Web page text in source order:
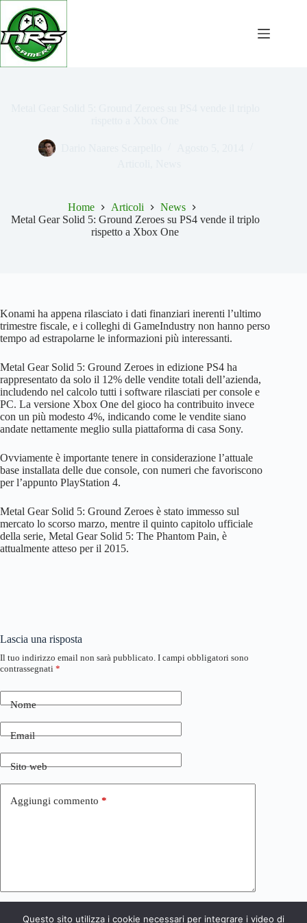
Salta
contenuto
Home Articoli
News
Metal Gear Solid 5: Ground Zeroes su PS4 vende il triplo
rispetto a Xbox One
Konami ha appena rilasciato i dati finanziari inerenti l’ultimo
trimestre fiscale, e i colleghi di GameIndustry non hanno perso
tempo ad estrapolarne le informazioni più interessanti.
Metal Gear Solid 5: Ground Zeroes in edizione PS4 ha
rappresentato da solo il 12% delle vendite totali dell’azienda,
includendo nel calcolo tutti i software rilasciati per console e
PC. La versione Xbox One del gioco ha contribuito invece
con un più modesto 4%, indicando come le vendite siano
andate nettamente meglio sulla piattaforma di casa Sony.
Ovviamente è importante tenere in considerazione l’attuale
base installata delle due console, con numeri che favoriscono
per l’appunto PlayStation 4.
Metal Gear Solid 5: Ground Zeroes è stato immesso sul
mercato lo scorso marzo, mentre il quinto capitolo ufficiale
della serie, Metal Gear Solid 5: The Phantom Pain, è
attualmente atteso per il 2015.
Lascia una risposta
Il tuo indirizzo email non sarà pubblicato. I campi obbligatori sono
contrassegnati *
Nome
Email
Sito web
Aggiungi commento *
Questo sito utilizza i cookie necessari per integrare i video di